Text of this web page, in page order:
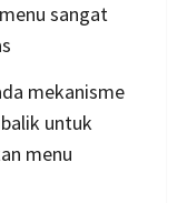
sangat
mekanisme
untuk
menu